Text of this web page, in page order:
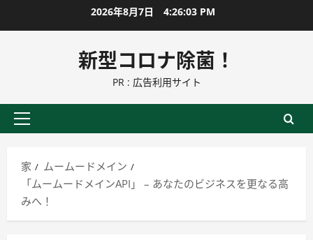
ン
に
2026年8月7日 4:26:04 PM
新型コロナ除菌！
PR : 広告利用サイト
プ
イ
マ
リ
家
ムームードメイン
「ムームードメインAPI」 – あなたのビジネスを更なる高
みへ！